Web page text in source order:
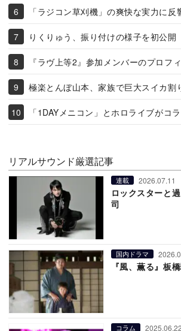
「ラジコン草刈機」の爽快な実力に反
りくりゅう、振り付けの様子を初公開
『ラヴ上等2』参加メンバーのプロフ
極楽とんぼ山本、家族で巨大スイカ割
「1DAYメニコン」とホロライブがコ
リアルサウンド厳選記事
連載 2026.07.11
ロックスターと
司
国内ドラマ
『風、薫る』板
コラム 2025.06.22